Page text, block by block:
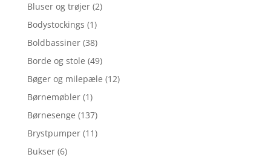
Bluser og trøjer (2)
Bodystockings (1)
Boldbassiner (38)
Borde og stole (49)
Bøger og milepæle (12)
Børnemøbler (1)
Børnesenge (137)
Brystpumper (11)
Bukser (6)